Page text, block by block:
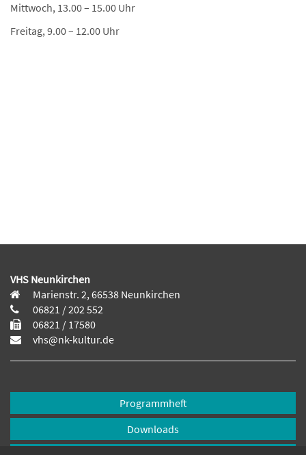
Mittwoch, 13.00 – 15.00 Uhr
Freitag, 9.00 – 12.00 Uhr
VHS Neunkirchen
Marienstr. 2, 66538 Neunkirchen
06821 / 202 552
06821 / 17580
vhs@nk-kultur.de
Programmheft
Downloads